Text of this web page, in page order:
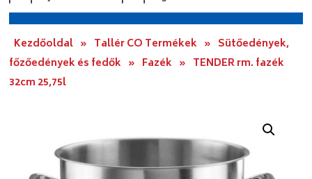
Kezdőoldal » Tallér CO Termékek » Sütőedények,
főzőedények és fedők » Fazék » TENDER rm. fazék
32cm 25,75l